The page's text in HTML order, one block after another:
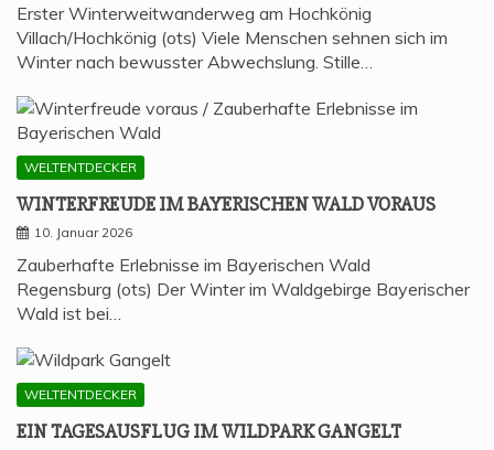
Erster Winterweitwanderweg am Hochkönig
Villach/Hochkönig (ots) Viele Menschen sehnen sich im
Winter nach bewusster Abwechslung. Stille…
WELTENTDECKER
WIN­TER­FREU­DE IM BAYE­RI­SCHEN WALD VORAUS
10. Januar 2026
Zauberhafte Erlebnisse im Bayerischen Wald
Regensburg (ots) Der Winter im Waldgebirge Bayerischer
Wald ist bei…
WELTENTDECKER
EIN TAGES­AUS­FLUG IM WILD­PARK GANGELT